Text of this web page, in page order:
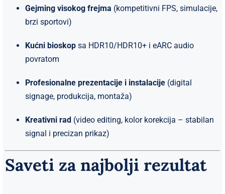
Gejming visokog frejma (kompetitivni FPS, simulacije,
brzi sportovi)
Kućni bioskop sa HDR10/HDR10+ i eARC audio
povratom
Profesionalne prezentacije i instalacije (digital
signage, produkcija, montaža)
Kreativni rad (video editing, kolor korekcija – stabilan
signal i precizan prikaz)
Saveti za najbolji rezultat